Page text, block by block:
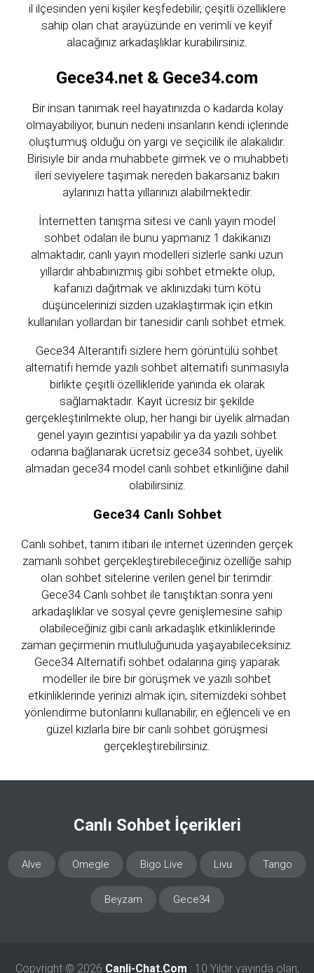
il ilçesinden yeni kişiler keşfedebilir, çeşitli özelliklere
sahip olan chat arayüzünde en verimli ve keyif
alacağınız arkadaşlıklar kurabilirsiniz.
Gece34.net & Gece34.com
Bir insan tanımak reel hayatınızda o kadarda kolay
olmayabiliyor, bunun nedeni insanların kendi içlerinde
oluşturmuş olduğu ön yargı ve seçicilik ile alakalıdır.
Birisiyle bir anda muhabbete girmek ve o muhabbeti
ileri seviyelere taşımak nereden bakarsanız bakın
aylarınızı hatta yıllarınızı alabilmektedir.
İnternetten tanışma sitesi ve canlı yayın model
sohbet odaları ile bunu yapmanız 1 dakikanızı
almaktadır, canlı yayın modelleri sizlerle sanki uzun
yıllardır ahbabınızmış gibi sohbet etmekte olup,
kafanızı dağıtmak ve aklınızdaki tüm kötü
düşüncelerinizi sizden uzaklaştırmak için etkin
kullanılan yollardan bir tanesidir canlı sohbet etmek.
Gece34 Alterantifi sizlere hem görüntülü sohbet
alternatifi hemde yazılı sohbet alternatifi sunmasıyla
birlikte çeşitli özellikleride yanında ek olarak
sağlamaktadır. Kayıt ücresiz bir şekilde
gerçekleştirilmekte olup, her hangi bir üyelik almadan
genel yayın gezintisi yapabilir ya da yazılı sohbet
odarına bağlanarak ücretsiz gece34 sohbet, üyelik
almadan gece34 model canlı sohbet etkinliğine dahil
olabilirsiniz.
Gece34 Canlı Sohbet
Canlı sohbet, tanım itibari ile internet üzerinden gerçek
zamanlı sohbet gerçekleştirebileceğiniz özelliğe sahip
olan sohbet sitelerine verilen genel bir terimdir.
Gece34 Canlı sohbet ile tanıştıktan sonra yeni
arkadaşlıklar ve sosyal çevre genişlemesine sahip
olabileceğiniz gibi canlı arkadaşlık etkinliklerinde
zaman geçirmenin mutluluğunuda yaşayabileceksiniz.
Gece34 Alternatifi sohbet odalarına giriş yaparak
modeller ile bire bir görüşmek ve yazılı sohbet
etkinliklerinde yerinizi almak için, sitemizdeki sohbet
yönlendirme butonlarını kullanabilir, en eğlenceli ve en
güzel kızlarla bire bir canlı sohbet görüşmesi
gerçekleştirebilirsiniz.
Canlı Sohbet İçerikleri
Alve Omegle Bigo Live Livu Tango
Beyzam Gece34
Copyright © 2026 Canli-Chat.Com : 10 Yıldır yayında olan,